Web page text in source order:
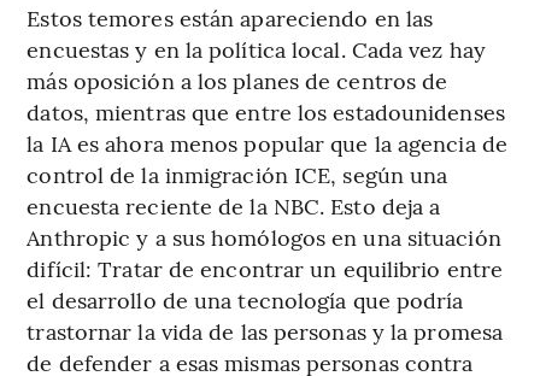
Estos temores están apareciendo en las
encuestas y en la política local. Cada vez hay
más oposición a los planes de centros de
datos, mientras que entre los estadounidenses
la IA es ahora menos popular que la agencia de
control de la inmigración ICE, según una
encuesta reciente de la NBC. Esto deja a
Anthropic y a sus homólogos en una situación
difícil: Tratar de encontrar un equilibrio entre
el desarrollo de una tecnología que podría
trastornar la vida de las personas y la promesa
de defender a esas mismas personas contra